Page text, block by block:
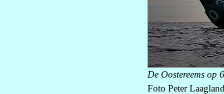
De Oostereems
Foto Peter